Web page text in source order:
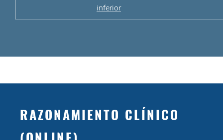
inferior
RAZONAMIENTO CLÍNICO